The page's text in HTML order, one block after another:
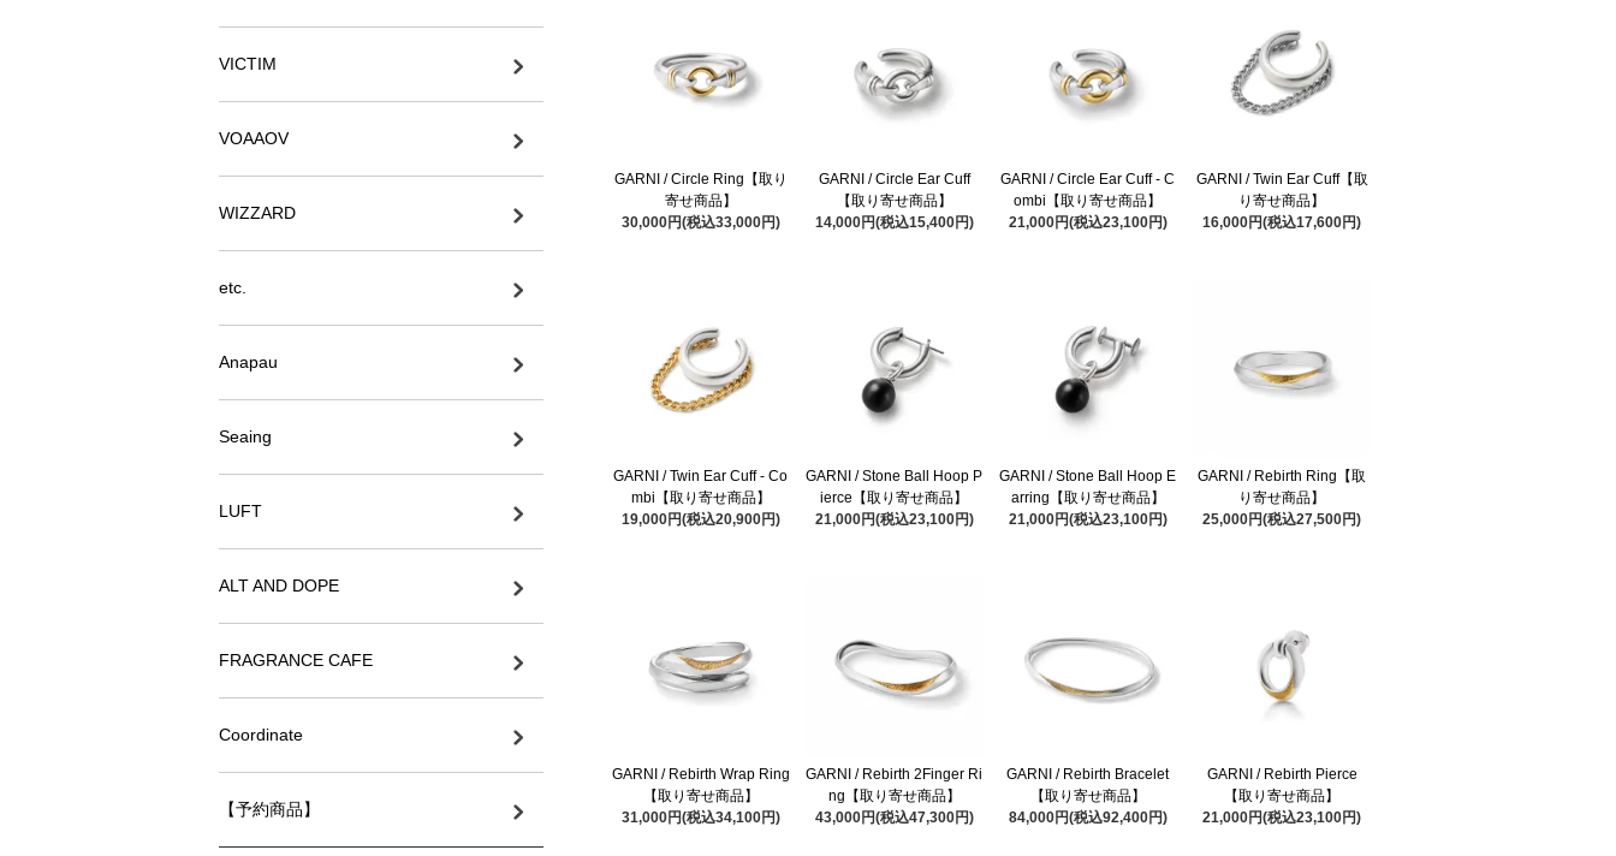
GARNI / Circle Ring【取り
寄せ商品】
30,000円(税込33,000円)
GARNI / Circle Ear Cuff
【取り寄せ商品】
14,000円(税込15,400円)
GARNI / Circle Ear Cuff - C
ombi【取り寄せ商品】
21,000円(税込23,100円)
GARNI / Twin Ear Cuff【取
り寄せ商品】
16,000円(税込17,600円)
GARNI / Twin Ear Cuff - Co
mbi【取り寄せ商品】
19,000円(税込20,900円)
GARNI / Stone Ball Hoop P
ierce【取り寄せ商品】
21,000円(税込23,100円)
GARNI / Stone Ball Hoop E
arring【取り寄せ商品】
21,000円(税込23,100円)
GARNI / Rebirth Ring【取
り寄せ商品】
25,000円(税込27,500円)
GARNI / Rebirth Wrap Ring
【取り寄せ商品】
31,000円(税込34,100円)
GARNI / Rebirth 2Finger Ri
ng【取り寄せ商品】
43,000円(税込47,300円)
GARNI / Rebirth Bracelet
【取り寄せ商品】
84,000円(税込92,400円)
GARNI / Rebirth Pierce
【取り寄せ商品】
21,000円(税込23,100円)
VICTIM
VOAAOV
WIZZARD
etc.
Anapau
Seaing
LUFT
ALT AND DOPE
FRAGRANCE CAFE
Coordinate
【予約商品】